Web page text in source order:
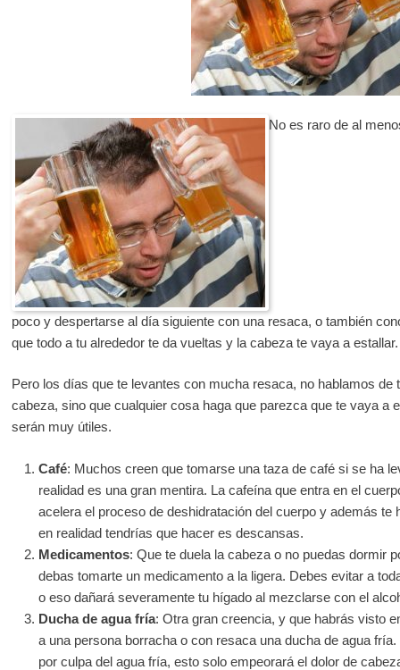
No es raro de al
poco y despertarse al día siguiente con una resaca, o también
que todo a tu alrededor te da vueltas y la cabeza te vaya a estallar.
Pero los días que te levantes con mucha resaca, no hablamos de
cabeza, sino que cualquier cosa haga que parezca que te vaya a
serán muy útiles.
Café: Muchos creen que tomarse una taza de café si se ha
realidad es una gran mentira. La cafeína que entra en el
acelera el proceso de deshidratación del cuerpo y además
en realidad tendrías que hacer es descansas.
Medicamentos: Que te duela la cabeza o no puedas dormir
debas tomarte un medicamento a la ligera. Debes evitar a
o eso dañará severamente tu hígado al mezclarse con el
Ducha de agua fría: Otra gran creencia, y que habrás visto
a una persona borracha o con resaca una ducha de agua
por culpa del agua fría, esto solo empeorará el dolor de